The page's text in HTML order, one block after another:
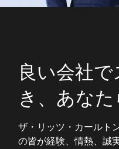
良い会社
き、あなた
ザ・リッツ・カールト
の皆が経験、情熱、誠